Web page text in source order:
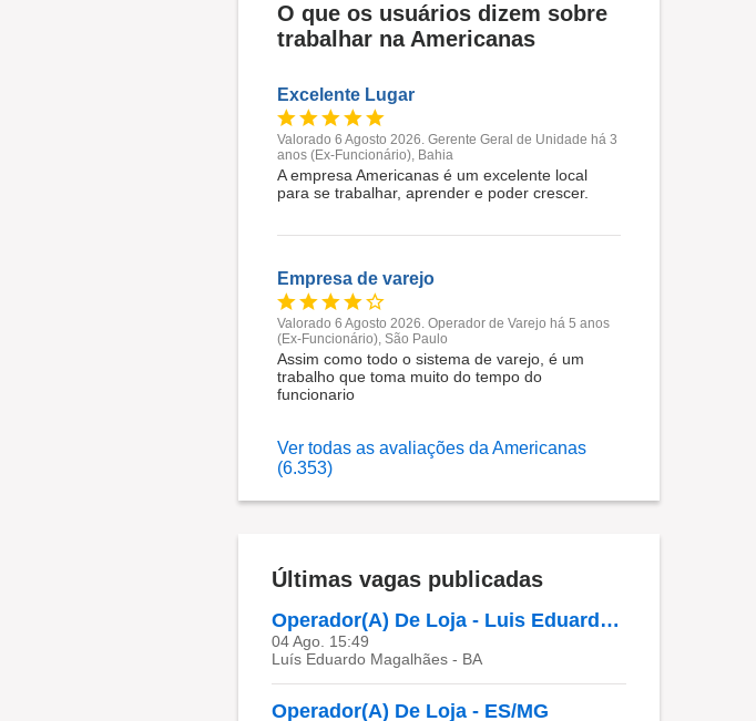
O que os usuários dizem sobre
trabalhar na Americanas
Excelente Lugar
Valorado 6 Agosto 2026. Gerente Geral de Unidade há 3
anos (Ex-Funcionário), Bahia
A empresa Americanas é um excelente local
para se trabalhar, aprender e poder crescer.
Empresa de varejo
Valorado 6 Agosto 2026. Operador de Varejo há 5 anos
(Ex-Funcionário), São Paulo
Assim como todo o sistema de varejo, é um
trabalho que toma muito do tempo do
funcionario
Ver todas as avaliações da Americanas
(6.353)
Últimas vagas publicadas
Operador(A) De Loja - Luis Eduardo Magalhães- BA
04 Ago. 15:49
Luís Eduardo Magalhães - BA
Operador(A) De Loja - ES/MG